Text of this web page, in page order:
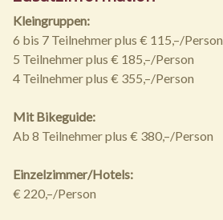
Kleingruppen:
6 bis 7 Teilnehmer plus € 115,–/Person
5 Teilnehmer plus € 185,–/Person
4 Teilnehmer plus € 355,–/Person
Mit Bikeguide:
Ab 8 Teilnehmer plus € 380,–/Person
Einzelzimmer/Hotels:
€ 220,–/Person